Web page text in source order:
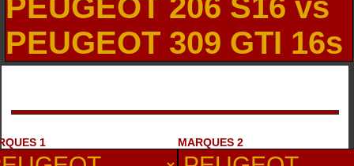
PEUGEOT 206 S16 vs
PEUGEOT 309 GTI 16s
1 MARQUES 2